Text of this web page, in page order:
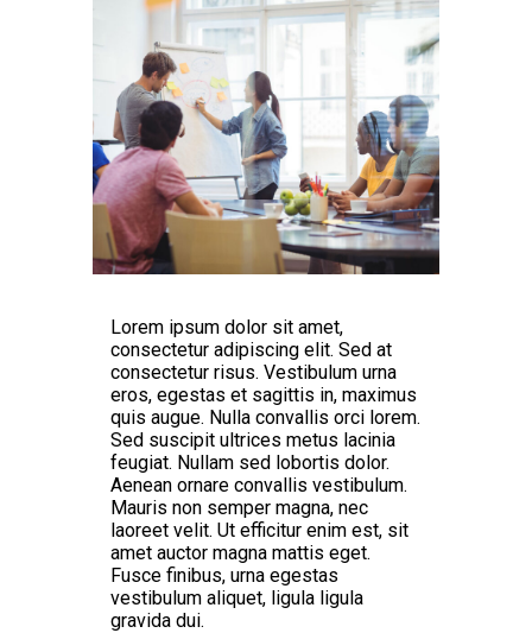
Lorem ipsum dolor sit amet,
consectetur adipiscing elit. Sed at
consectetur risus. Vestibulum urna
eros, egestas et sagittis in, maximus
quis augue. Nulla convallis orci lorem.
Sed suscipit ultrices metus lacinia
feugiat. Nullam sed lobortis dolor.
Aenean ornare convallis vestibulum.
Mauris non semper magna, nec
laoreet velit. Ut efficitur enim est, sit
amet auctor magna mattis eget.
Fusce finibus, urna egestas
vestibulum aliquet, ligula ligula
gravida dui.